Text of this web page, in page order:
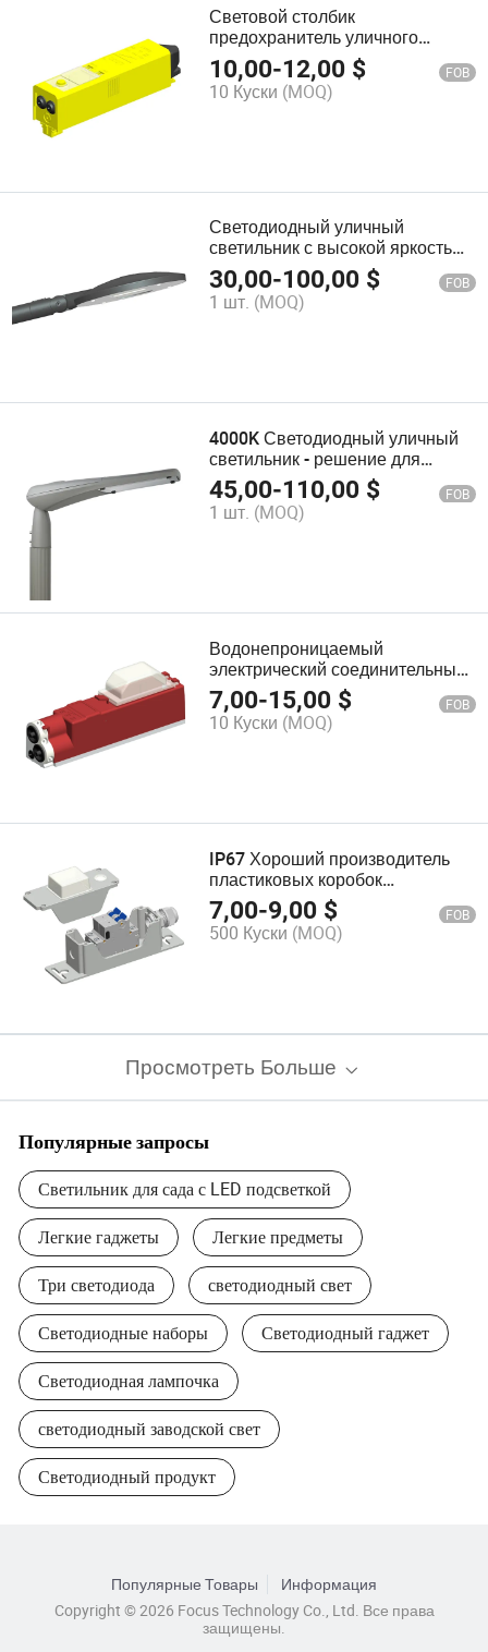
Световой столбик
предохранитель уличного
освещения соединитель
распределительного щита
10,00-12,00 $ FOB
10 Куски (MOQ)
Светодиодный уличный
светильник с высокой яркостью
60W 100W 150W 200W для
наружного использования
30,00-100,00 $ FOB
1 шт. (MOQ)
4000K Светодиодный уличный
светильник - решение для
яркого наружного освещения
45,00-110,00 $ FOB
1 шт. (MOQ)
Водонепроницаемый
электрический соединительный
короб для наружного
освещения
7,00-15,00 $ FOB
10 Куски (MOQ)
IP67 Хороший производитель
пластиковых коробок
предохранителей для уличных
фонарей
7,00-9,00 $ FOB
500 Куски (MOQ)
Просмотреть Больше
Популярные запросы
Светильник для сада с LED подсветкой
Легкие гаджеты Легкие предметы
Три светодиода светодиодный свет
Светодиодные наборы Светодиодный гаджет
Светодиодная лампочка
светодиодный заводской свет
Светодиодный продукт
Популярные Товары
Информация
Copyright © 2026 Focus Technology Co., Ltd. Все права
защищены.